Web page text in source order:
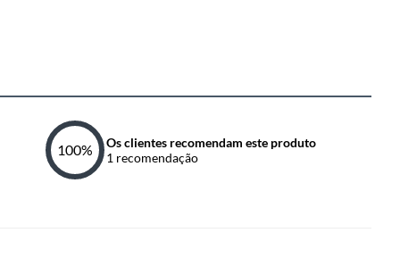
100%
Os clientes recomendam este produto
1 recomendação